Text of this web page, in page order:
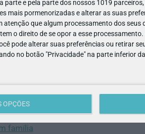
parte e pela parte dos nossos 1019
mais pormenorizadas e alterar as suas
atenção que algum processamento dos seus
o direito de se opor a esse
pode alterar suas preferências ou retirar
no botão "Privacidade" na parte inferior
OPÇÕES
dos Cinemas NOS , na APP Cinemas
família